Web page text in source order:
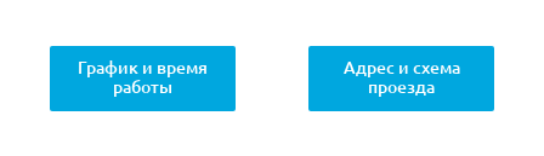
График и время
работы
Адрес и схема
проезда